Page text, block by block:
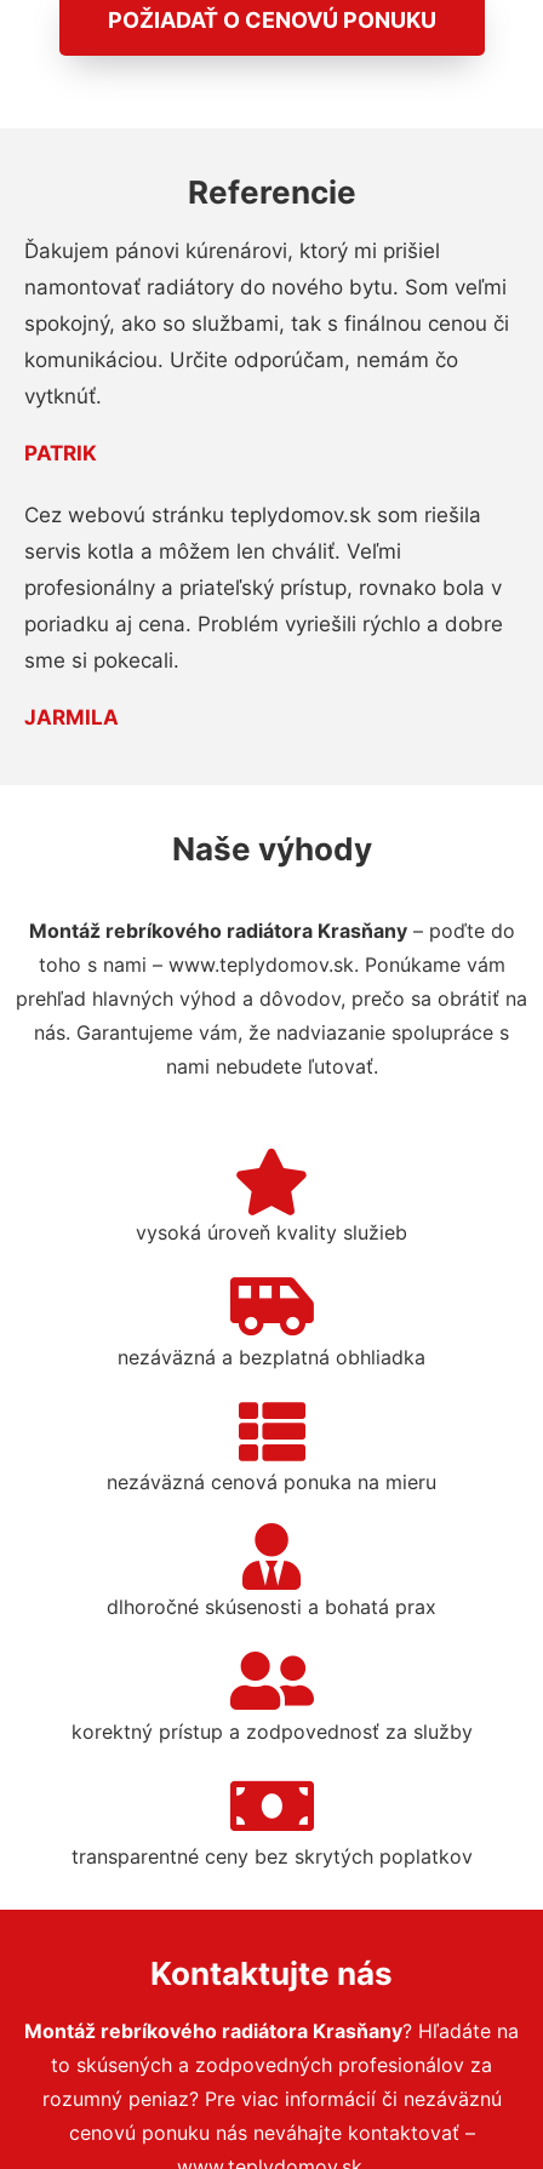
POŽIADAŤ O CENOVÚ PONUKU
Referencie
Ďakujem pánovi kúrenárovi, ktorý mi prišiel
namontovať radiátory do nového bytu. Som veľmi
spokojný, ako so službami, tak s finálnou cenou či
komunikáciou. Určite odporúčam, nemám čo
vytknúť.
PATRIK
Cez webovú stránku teplydomov.sk som riešila
servis kotla a môžem len chváliť. Veľmi
profesionálny a priateľský prístup, rovnako bola v
poriadku aj cena. Problém vyriešili rýchlo a dobre
sme si pokecali.
JARMILA
Naše výhody
Montáž rebríkového radiátora Krasňany– poďte do
toho s nami – www.teplydomov.sk. Ponúkame vám
prehľad hlavných výhod a dôvodov, prečo sa obrátiť na
nás. Garantujeme vám, že nadviazanie spolupráce s
nami nebudete ľutovať.
vysoká úroveň kvality služieb
nezáväzná a bezplatná obhliadka
nezáväzná cenová ponuka na mieru
dlhoročné skúsenosti a bohatá prax
korektný prístup a zodpovednosť za služby
transparentné ceny bez skrytých poplatkov
Kontaktujte nás
Montáž rebríkového radiátora Krasňany? Hľadáte na
to skúsených a zodpovedných profesionálov za
rozumný peniaz? Pre viac informácií či nezáväznú
cenovú ponuku nás neváhajte kontaktovať –